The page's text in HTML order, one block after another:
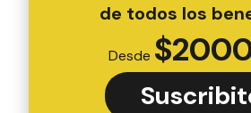
de todos los
Desde $